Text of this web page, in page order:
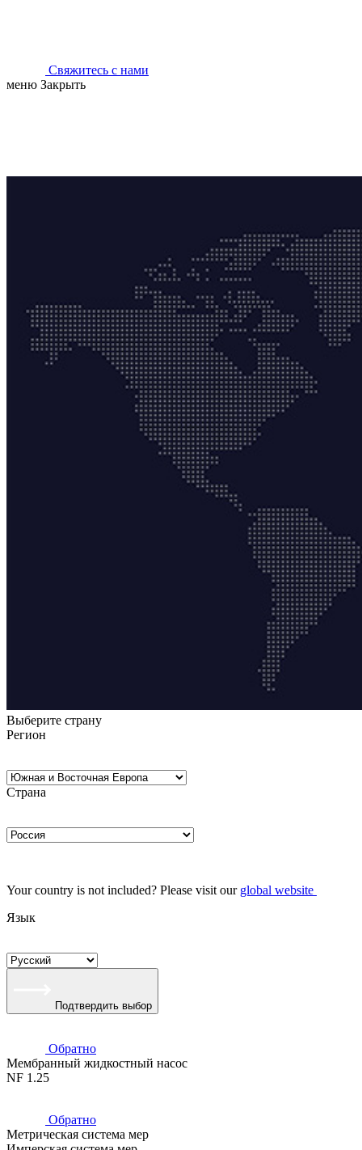
Свяжитесь с нами
меню Закрыть
Выберите страну
Регион
Страна
Your country is not included? Please visit our global website
Язык
Подтвердить выбор
Обратно
Мембранный жидкостный насос
NF 1.25
Обратно
Метрическая система мер